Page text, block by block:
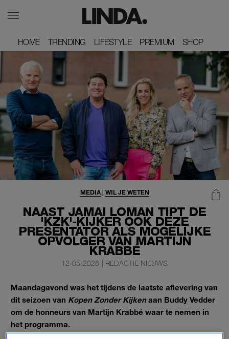
HOME
HOME TRENDING
TRENDING LIFESTYLE
LIFESTYLE PREMIUM
PREMIUM SHOP
SHOP
NAAST JAMAI LOMAN TIPT DE
'KZK'-KIJKER OOK DEZE
PRESENTATOR ALS MOGELIJKE
OPVOLGER VAN MARTIJN
KRABBÉ
MEDIA| WIL JE WETEN
12-05-2026 | REDACTIE NIEUWS
Maandagavond was het tijdens de laatste aflevering van
dit seizoen van Kopen Zonder Kijkenaan Buddy Vedder
om de honneurs van Martijn Krabbé waar te nemen in
het programma.